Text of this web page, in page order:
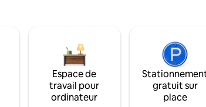
Espace de
travail pour
ordinateur
gratuit sur
place